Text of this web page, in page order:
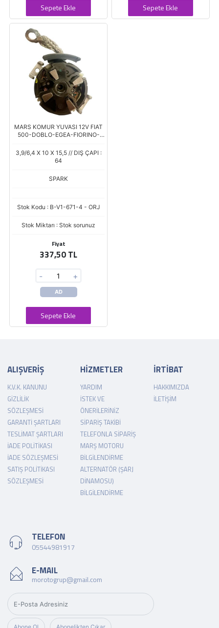
Sepete Ekle Sepete Ekle
MARS KOMUR YUVASI 12V FIAT
500-DOBLO-EGEA-FIORINO-
M.JET / OPEL COMBO-CORSA
1.3 CDTI (PSX 16
3,9/6,4 X 10 X 15,5 // DIŞ ÇAPI :
64
SPARK
Stok Kodu : B-V1-671-4 - ORJ
Stok Miktarı : Stok sorunuz
Fiyat
337,50 TL
- +
AD
Sepete Ekle
ALIŞVERİŞ
K.V.K. KANUNU
GIZLILIK
SÖZLEŞMESI
GARANTI ŞARTLARI
TESLIMAT ŞARTLARI
İADE POLITIKASI
İADE SÖZLEŞMESI
SATIŞ POLITIKASI
SÖZLEŞMESI
HİZMETLER
YARDIM
İSTEK VE
ÖNERILERINIZ
SIPARIŞ TAKIBI
TELEFONLA SIPARIŞ
MARŞ MOTORU
BILGILENDIRME
ALTERNATÖR (ŞARJ
DINAMOSU)
BILGILENDIRME
İRTİBAT
HAKKIMIZDA
İLETIŞIM
TELEFON
05544981917
E-MAIL
morotogrup@gmail.com